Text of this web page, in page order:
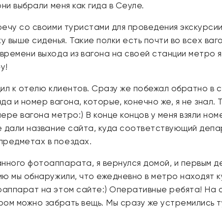
выбрали меня как гида в Сеуле.
со своими туристами для проведения
выше сиденья. Такие полки есть почти во всех
выхода из вагона на своей станции метро
к отелю клиентов. Сразу же побежал обратно
и номер вагона, которые, конечно же, я не
вагона метро:) В конце концов у меня взяли
дали название сайта, куда соответствующий
в поездах.
фотоаппарата, я вернулся домой, и первым
мы обнаружили, что ежедневно в метро находят
на этом сайте:) Оперативные ребята! На
можно забрать вещь. Мы сразу же устремились